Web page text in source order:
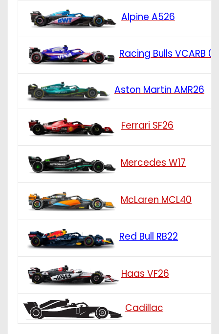
Alpine A526
Racing Bulls VCARB 03
Aston Martin AMR26
Ferrari SF26
Mercedes W17
McLaren MCL40
Red Bull RB22
Haas VF26
Cadillac